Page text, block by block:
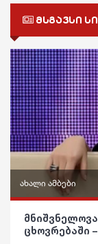
ფაქტები
სამართალი
რჩევები
ინტერვიუ
შოუბიზნესი
მედიცინა
კულინარია
ასტროლოგია
ფაქტები
მსგავსი
ახალი ამბები
ვიდეო
ცხოვრებაში